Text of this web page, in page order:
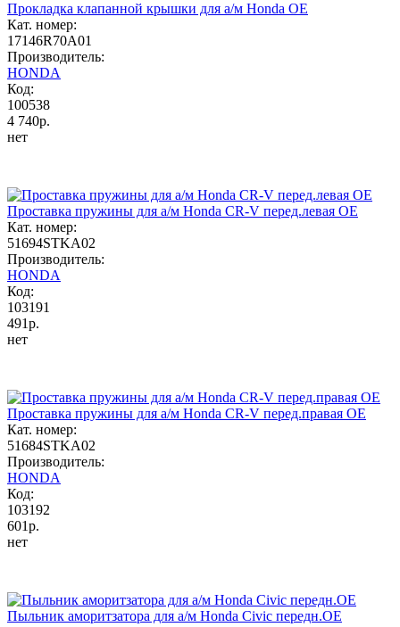
Прокладка клапанной крышки для а/м Honda OE
Кат. номер:
17146R70A01
Производитель:
HONDA
Код:
100538
4 740р.
нет
Проставка пружины для а/м Honda CR-V перед.левая OE
Кат. номер:
51694STKA02
Производитель:
HONDA
Код:
103191
491р.
нет
Проставка пружины для а/м Honda CR-V перед.правая OE
Кат. номер:
51684STKA02
Производитель:
HONDA
Код:
103192
601р.
нет
Пыльник аморитзатора для а/м Honda Civic передн.OE